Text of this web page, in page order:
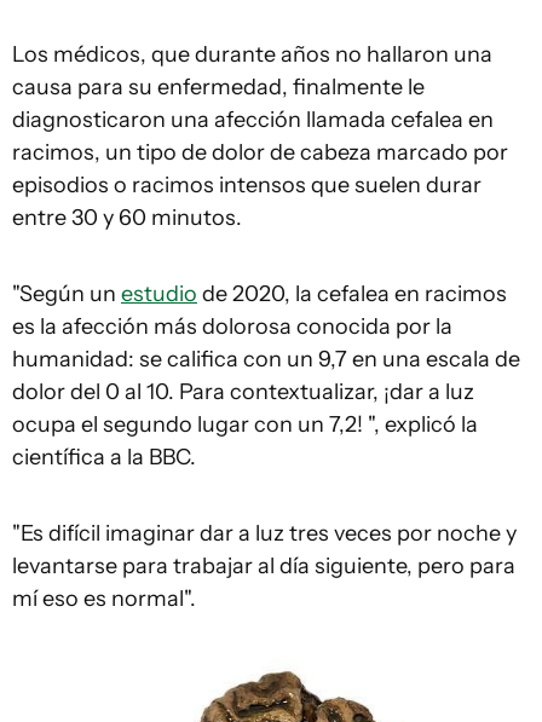
Los médicos, que durante años no hallaron una
causa para su enfermedad, finalmente le
diagnosticaron una afección llamada cefalea en
racimos, un tipo de dolor de cabeza marcado por
episodios o racimos intensos que suelen durar
entre 30 y 60 minutos.
"Según un estudio de 2020, la cefalea en racimos
es la afección más dolorosa conocida por la
humanidad: se califica con un 9,7 en una escala de
dolor del 0 al 10. Para contextualizar, ¡dar a luz
ocupa el segundo lugar con un 7,2! ", explicó la
científica a la BBC.
"Es difícil imaginar dar a luz tres veces por noche y
levantarse para trabajar al día siguiente, pero para
mí eso es normal".